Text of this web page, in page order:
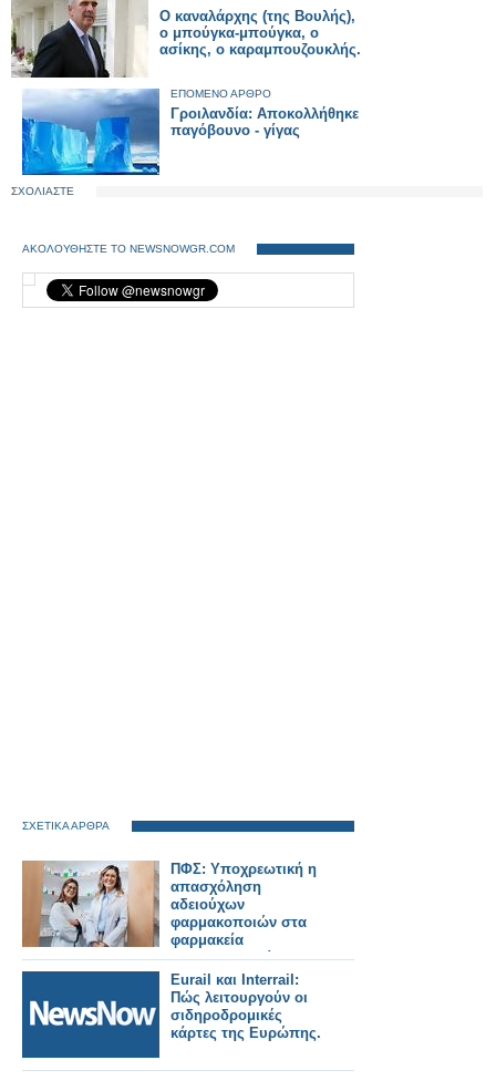
O καναλάρχης (της Βουλής),
ο μπούγκα-μπούγκα, ο
ασίκης, ο καραμπουζουκλής.
ΕΠΟΜΕΝΟ ΑΡΘΡΟ
Γροιλανδία: Αποκολλήθηκε
παγόβουνο - γίγας
ΣΧΟΛΙΑΣΤΕ
ΑΚΟΛΟΥΘΗΣΤΕ ΤΟ NEWSNOWGR.COM
ΣΧΕΤΙΚΑ ΑΡΘΡΑ
ΠΦΣ: Υποχρεωτική η
απασχόληση
αδειούχων
φαρμακοποιών στα
φαρμακεία
πολυϊδιοκτησίας που
λειτουργούν με
διευρυμένο ωράριο
Eurail και Interrail:
Πώς λειτουργούν οι
σιδηροδρομικές
κάρτες της Ευρώπης.